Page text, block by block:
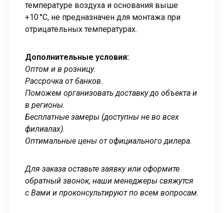
температуре воздуха и основания выше
+10 °C, не предназначен для монтажа при
отрицательных температурах.
Дополнительные условия:
Оптом и в розницу.
Рассрочка от банков.
Поможем организовать доставку до объекта и
в регионы.
Бесплатные замеры (доступны не во всех
филиалах).
Оптимальные цены от официального дилера.
Для заказа оставьте заявку или оформите
обратный звонок, наши менеджеры свяжутся
с Вами и проконсультируют по всем вопросам.